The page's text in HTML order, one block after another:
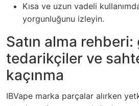
Kısa ve uzun vadeli
yorgunluğunu izleyin.
Satın alma
tedarikçiler ve
kaçınma
IBVape marka parçalar alırken